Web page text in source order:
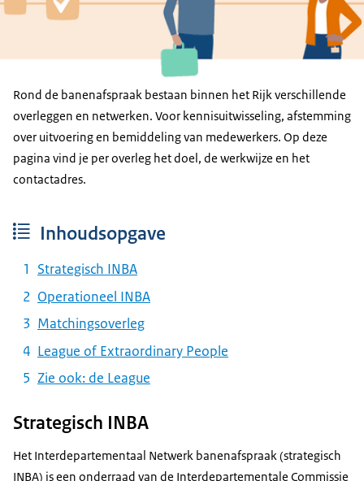
Rond de banenafspraak bestaan binnen het Rijk verschillende
overleggen en netwerken. Voor kennisuitwisseling, afstemming
over uitvoering en bemiddeling van medewerkers. Op deze
pagina vind je per overleg het doel, de werkwijze en het
contactadres.
Inhoudsopgave
Strategisch INBA
Operationeel INBA
Matchingsoverleg
League of Extraordinary People
Zie ook: de League
Strategisch INBA
Het Interdepartementaal Netwerk banenafspraak (strategisch
INBA) is een onderraad van de Interdepartementale Commissie